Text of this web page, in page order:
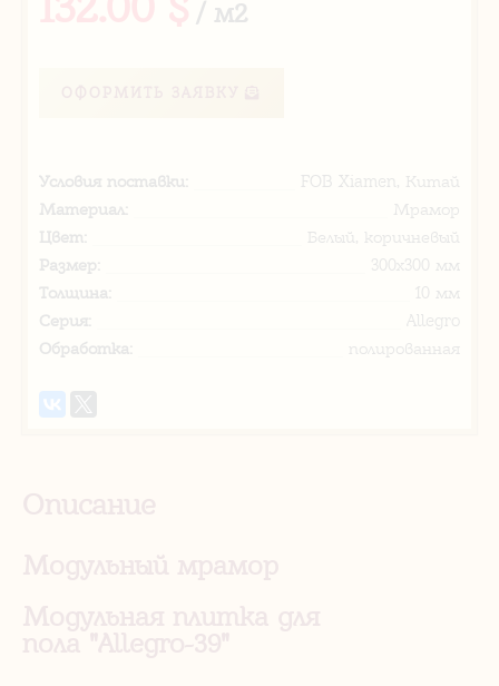
/ м2
Условия поставки:
FOB Xiamen, Китай
Материал:
Мрамор
Цвет:
Белый, коричневый
Размер:
300х300 мм
Толщина:
10 мм
Серия:
Allegro
Обработка:
полированная